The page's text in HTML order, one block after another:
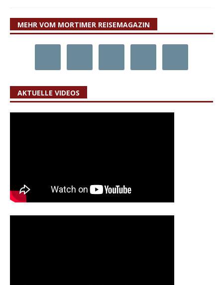
MEHR VOM MORTIMER REISEMAGAZIN
AKTUELLE VIDEOS